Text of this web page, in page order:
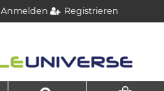
Anmelden Registrieren